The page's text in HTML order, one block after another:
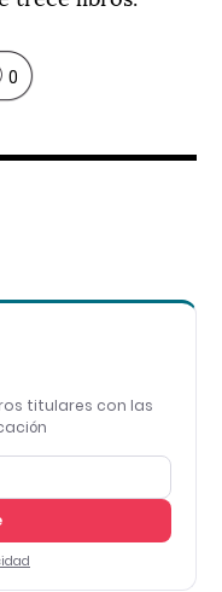
0
titulares con las